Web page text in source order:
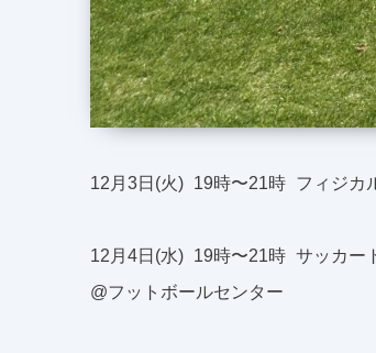
12月3日(火) 19時〜21時 フィジカ
12月4日(水) 19時〜21時 サッカー
@フットボールセンター